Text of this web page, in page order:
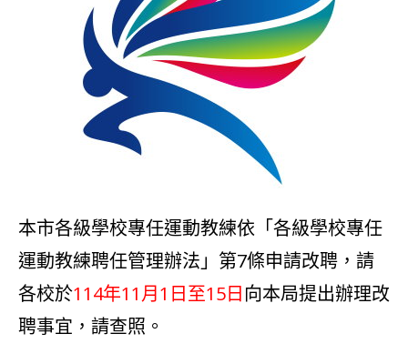
本市各級學校專任運動教練依「各級學校專任
運動教練聘任管理辦法」第7條申請改聘，請
各校於114年11月1日至15日向本局提出辦理改
聘事宜，請查照。